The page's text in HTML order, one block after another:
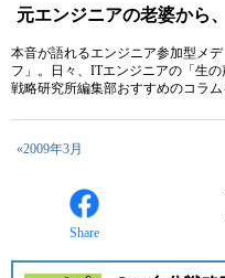
元エンジニアの老婆から
本音が語れるエンジニア参加型メ
フ」。日々、ITエンジニアの「生
戦略研究所編集部おすすめのコラ
«2009年3月
Share